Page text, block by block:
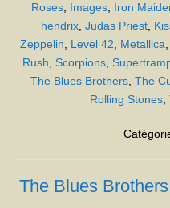
Roses, Images, Iron
hendrix, Judas Priest,
Zeppelin, Level 42, Metallica,
Rush, Scorpions,
The Blues Brothers, The
Rolling Stones,
The Blues